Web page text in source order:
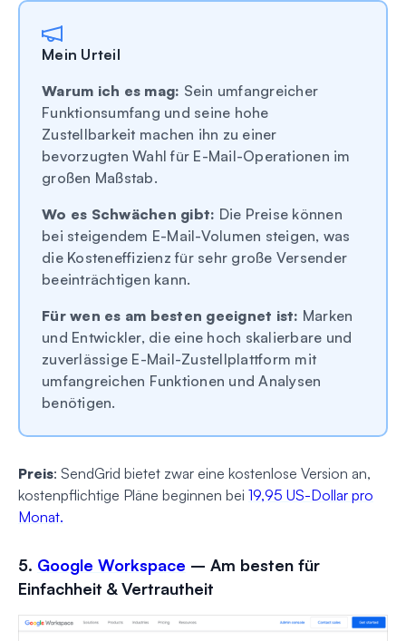
Mein Urteil
Warum ich es mag: Sein umfangreicher
Funktionsumfang und seine hohe
Zustellbarkeit machen ihn zu einer
bevorzugten Wahl für E-Mail-Operationen im
großen Maßstab.
Wo es Schwächen gibt: Die Preise können
bei steigendem E-Mail-Volumen steigen, was
die Kosteneffizienz für sehr große Versender
beeinträchtigen kann.
Für wen es am besten geeignet ist: Marken
und Entwickler, die eine hoch skalierbare und
zuverlässige E-Mail-Zustellplattform mit
umfangreichen Funktionen und Analysen
benötigen.
Preis: SendGrid bietet zwar eine kostenlose Version an,
kostenpflichtige Pläne beginnen bei 19,95 US-Dollar pro
Monat.
5. Google Workspace – Am besten für
Einfachheit & Vertrautheit